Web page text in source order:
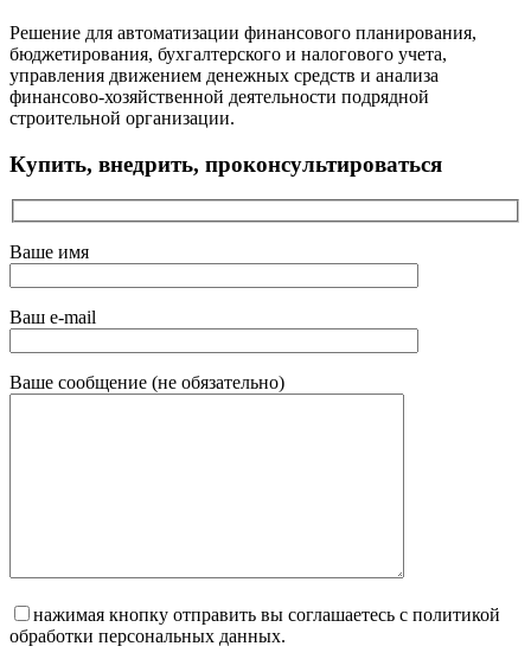
Решение для автоматизации финансового планирования,
бюджетирования, бухгалтерского и налогового учета,
управления движением денежных средств и анализа
финансово-хозяйственной деятельности подрядной
строительной организации.
Купить, внедрить, проконсультироваться
Ваше имя
Ваш e-mail
Ваше сообщение (не обязательно)
нажимая кнопку отправить вы соглашаетесь с политикой
обработки персональных данных.